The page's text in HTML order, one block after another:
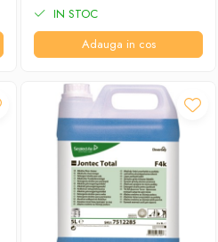
IN STOC
Adauga in cos